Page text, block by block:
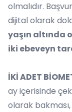
olmalıdır.
dijital olarak
yaşın altında
iki ebeveyn
İKİ ADET
ay içerisinde
olarak